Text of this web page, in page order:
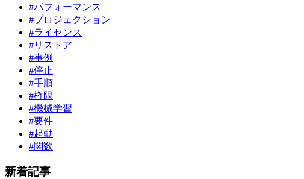
#パフォーマンス
#プロジェクション
#ライセンス
#リストア
#事例
#停止
#手順
#権限
#機械学習
#要件
#起動
#関数
新着記事